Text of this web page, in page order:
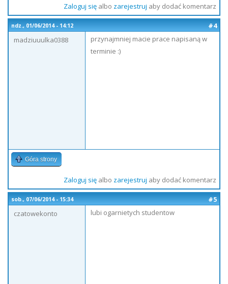
Zaloguj sięalbo zarejestruj aby dodać komentarz
ndz., 01/06/2014 - 14:12
#4
madziuuulka0388
przynajmniej macie prace napisaną w
terminie :)
Góra strony
Zaloguj sięalbo zarejestruj aby dodać komentarz
sob., 07/06/2014 - 15:34
#5
czatowekonto
lubi ogarnietych studentow